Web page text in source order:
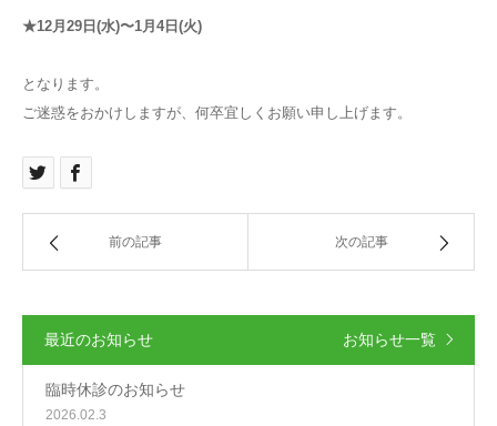
★12月29日(水)〜1月4日(火)
となります。
ご迷惑をおかけしますが、何卒宜しくお願い申し上げます。
前の記事 次の記事
最近のお知らせ お知らせ一覧
臨時休診のお知らせ
2026.02.3